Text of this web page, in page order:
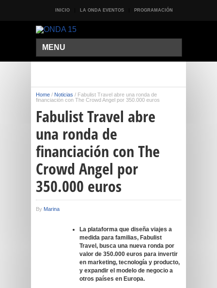
INICIO LA ONDA EVENTOS PROGRAMACIÓN
MENU
Home / Noticias / Fabulist Travel abre una ronda de
financiación con The Crowd Angel por 350.000 euros
Fabulist Travel abre
una ronda de
financiación con The
Crowd Angel por
350.000 euros
By Marina
La plataforma que diseña viajes a
medida para familias, Fabulist
Travel, busca una nueva ronda por
valor de 350.000 euros para invertir
en marketing, tecnología y producto,
y expandir el modelo de negocio a
otros países en Europa.